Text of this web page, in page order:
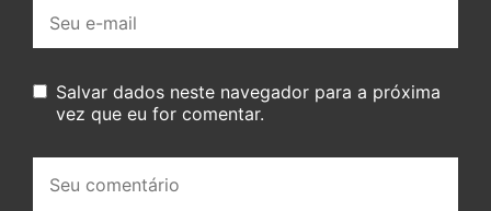
mail:
Salvar dados neste navegador para a próxima
vez que eu for comentar.
comentário: